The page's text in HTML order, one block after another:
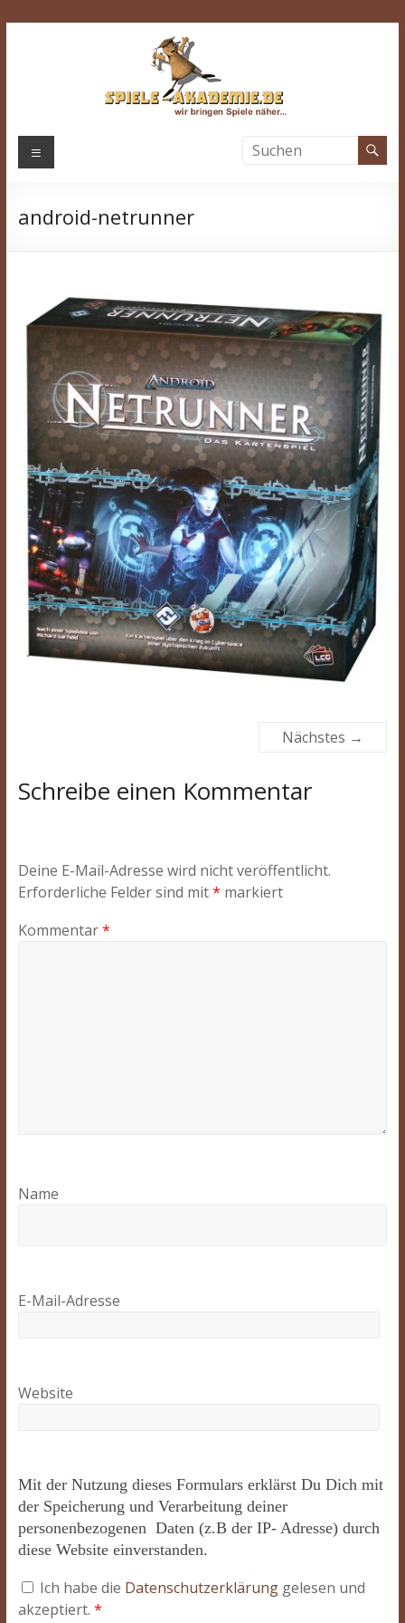
Spiele-
Wir
Menü
android-netrunner
Nächstes →
Schreibe einen Kommentar
Deine E-Mail-Adresse wird nicht veröffentlicht.
Erforderliche Felder sind mit* markiert
Kommentar*
Name
E-Mail-Adresse
Website
Mit der Nutzung dieses Formulars erklärst Du Dich mit
der Speicherung und Verarbeitung deiner
personenbezogenen Daten (z.B der IP- Adresse) durch
diese Website einverstanden.
Ich habe die Datenschutzerklärung gelesen und
akzeptiert. *